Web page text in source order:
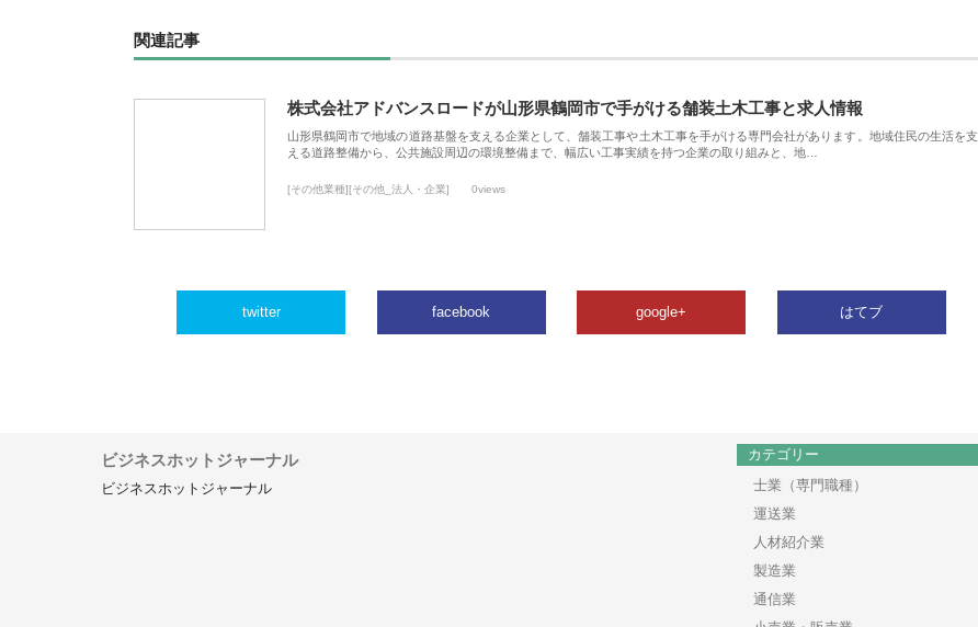
関連記事
株式会社アドバンスロードが山形県鶴岡市で手がける舗装土木工事と求人情報
山形県鶴岡市で地域の道路基盤を支える企業として、舗装工事や土木工事を手がける専門会社があります。地域住民の生活を支
える道路整備から、公共施設周辺の環境整備まで、幅広い工事実績を持つ企業の取り組みと、地…
[その他業種][その他_法人・企業] 0views
twitter facebook google+ はてブ
ビジネスホットジャーナル
ビジネスホットジャーナル
カテゴリー
士業（専門職種）
運送業
人材紹介業
製造業
通信業